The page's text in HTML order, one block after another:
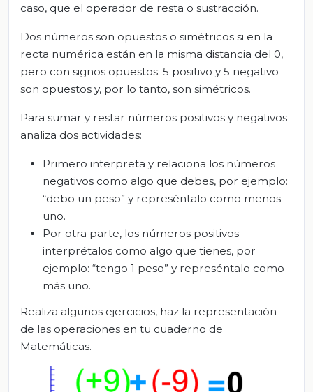
caso, que el operador de resta o sustracción.
Dos números son opuestos o simétricos si en la
recta numérica están en la misma distancia del 0,
pero con signos opuestos: 5 positivo y 5 negativo
son opuestos y, por lo tanto, son simétricos.
Para sumar y restar números positivos y negativos
analiza dos actividades:
Primero interpreta y relaciona los números
negativos como algo que debes, por ejemplo:
“debo un peso” y represéntalo como menos
uno.
Por otra parte, los números positivos
interprétalos como algo que tienes, por
ejemplo: “tengo 1 peso” y represéntalo como
más uno.
Realiza algunos ejercicios, haz la representación
de las operaciones en tu cuaderno de
Matemáticas.